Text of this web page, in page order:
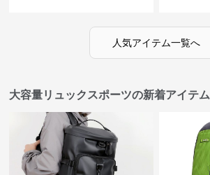
人気アイテム一覧へ
大容量リュックスポーツの新着アイテム